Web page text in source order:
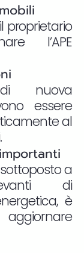
proprietario
l’APE
nuova
essere
al
sottoposto a
di
è